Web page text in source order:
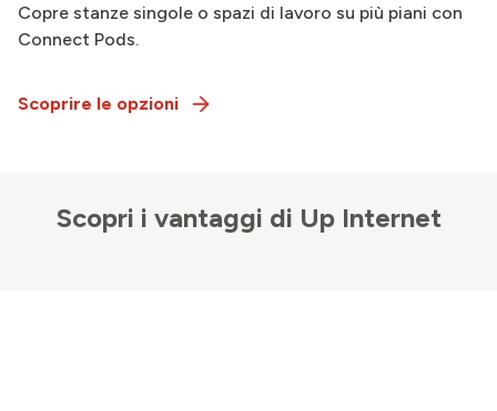
Copre stanze singole o spazi di lavoro su più piani con
Connect Pods.
Scoprire le opzioni
Scopri i vantaggi di Up Internet